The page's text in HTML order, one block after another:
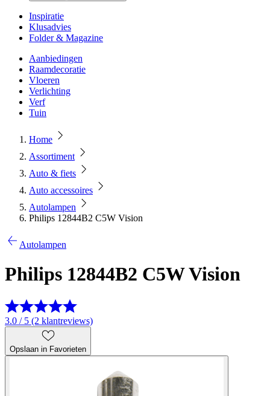
Inspiratie
Klusadvies
Folder & Magazine
Aanbiedingen
Raamdecoratie
Vloeren
Verlichting
Verf
Tuin
Home
Assortiment
Auto & fiets
Auto accessoires
Autolampen
Philips 12844B2 C5W Vision
Autolampen
Philips 12844B2 C5W Vision
3.0 / 5 (2 klantreviews)
Opslaan in Favorieten